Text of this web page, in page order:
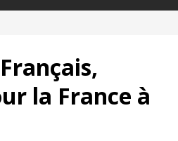
la France à